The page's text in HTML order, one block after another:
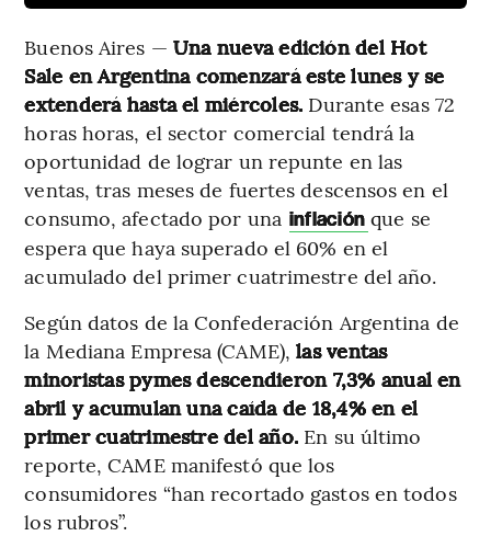
Buenos Aires — Una nueva edición del Hot
Sale en Argentina comenzará este lunes y se
extenderá hasta el miércoles. Durante esas 72
horas horas, el sector comercial tendrá la
oportunidad de lograr un repunte en las
ventas, tras meses de fuertes descensos en el
consumo, afectado por una inflación que se
espera que haya superado el 60% en el
acumulado del primer cuatrimestre del año.
Según datos de la Confederación Argentina de
la Mediana Empresa (CAME),las ventas
minoristas pymes descendieron 7,3% anual en
abril y acumulan una caída de 18,4% en el
primer cuatrimestre del año. En su último
reporte, CAME manifestó que los
consumidores “han recortado gastos en todos
los rubros”.